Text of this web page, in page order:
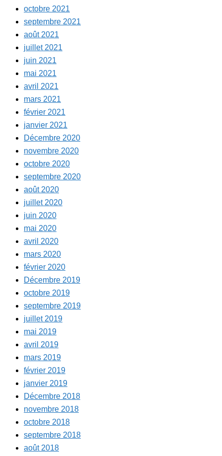
octobre 2021
septembre 2021
août 2021
juillet 2021
juin 2021
mai 2021
avril 2021
mars 2021
février 2021
janvier 2021
Décembre 2020
novembre 2020
octobre 2020
septembre 2020
août 2020
juillet 2020
juin 2020
mai 2020
avril 2020
mars 2020
février 2020
Décembre 2019
octobre 2019
septembre 2019
juillet 2019
mai 2019
avril 2019
mars 2019
février 2019
janvier 2019
Décembre 2018
novembre 2018
octobre 2018
septembre 2018
août 2018